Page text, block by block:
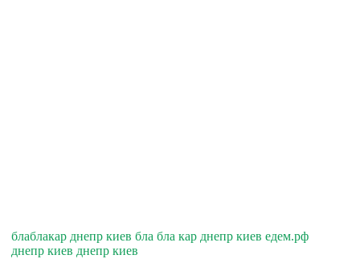
блаблакар днепр киев бла бла кар днепр киев едем.рф
днепр киев днепр киев